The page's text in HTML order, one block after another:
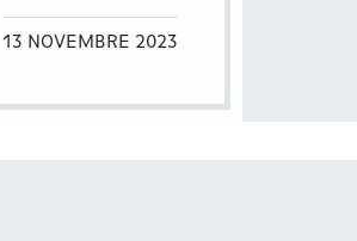
13 NOVEMBRE 2023